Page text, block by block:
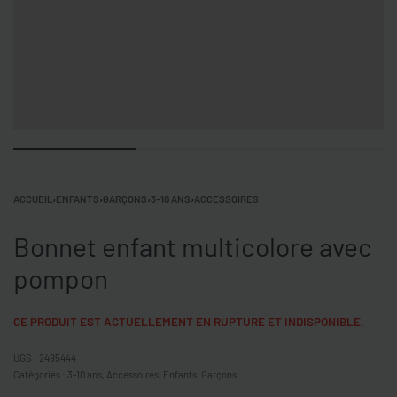
ACCUEIL ›ENFANTS›GARÇONS›3-10 ANS›ACCESSOIRES
Bonnet enfant multicolore avec
pompon
CE PRODUIT EST ACTUELLEMENT EN RUPTURE ET INDISPONIBLE.
2495444
Catégories : 3-10 ans Accessoires Enfants Garçons